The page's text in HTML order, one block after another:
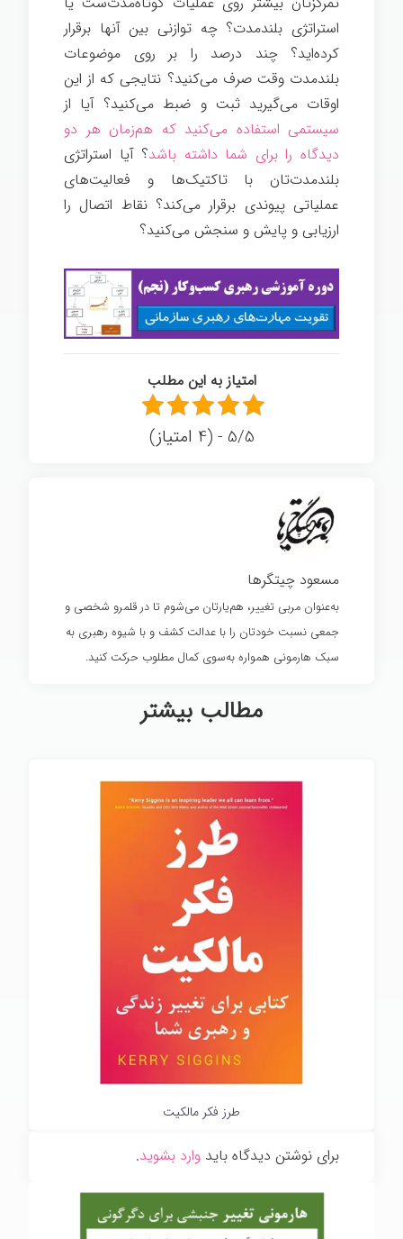
استراتژی بلندمدت؟ چه توازنی بین آنها برقرار
کرده‌اید؟ چند درصد را بر روی موضوعات
بلندمدت وقت صرف می‌کنید؟ نتایجی که از این
اوقات می‌گیرید ثبت و ضبط می‌کنید؟ آیا از
سیستمی استفاده می‌کنید که هم‌زمان هر دو
دیدگاه را برای شما داشته باشد؟ آیا استراتژی
بلندمدت‌تان با تاکتیک‌ها و فعالیت‌های
عملیاتی پیوندی برقرار می‌کند؟ نقاط اتصال را
ارزیابی و پایش و سنجش می‌کنید؟
امتیاز به این مطلب
5/5 - (4 امتیاز)
مسعود چیتگرها
به‌عنوان مربی تغییر، هم‌یارتان می‌شوم تا در قلمرو شخصی و
جمعی نسبت خودتان را با عدالت کشف و با شیوه رهبری به
سبک هارمونی همواره به‌سوی کمال مطلوب حرکت کنید.
مطالب بیشتر
طرز فکر مالکیت
برای نوشتن دیدگاه باید وارد بشوید.